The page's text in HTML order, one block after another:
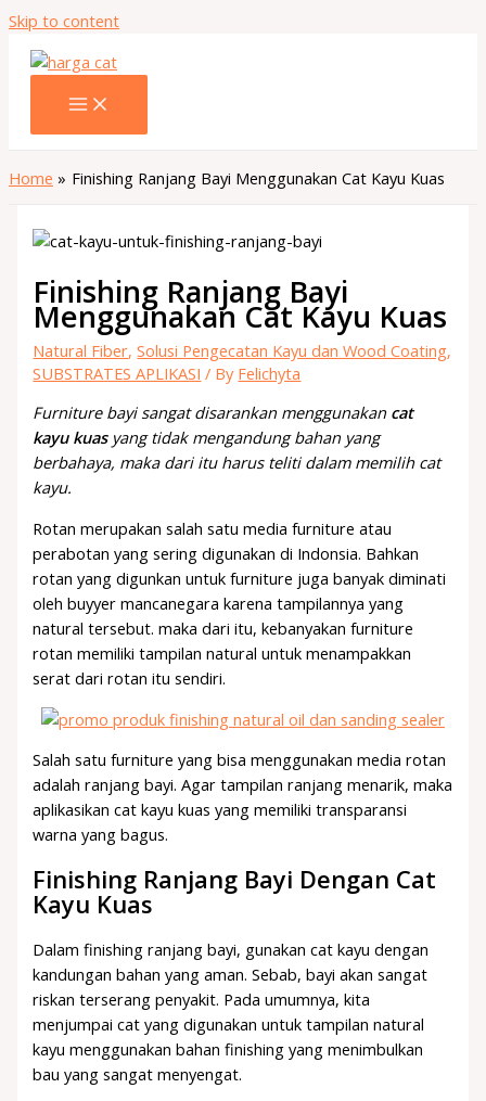
Skip to content
Home Finishing Ranjang Bayi Menggunakan Cat Kayu Kuas
Finishing Ranjang Bayi
Menggunakan Cat Kayu Kuas
Natural Fiber,Solusi Pengecatan Kayu dan Wood Coating,
SUBSTRATES APLIKASI / By Felichyta
Furniture bayi sangat disarankan menggunakan cat
kayu kuasyang tidak mengandung bahan yang
berbahaya, maka dari itu harus teliti dalam memilih cat
kayu.
Rotan merupakan salah satu media furniture atau
perabotan yang sering digunakan di Indonsia. Bahkan
rotan yang digunkan untuk furniture juga banyak diminati
oleh buyyer mancanegara karena tampilannya yang
natural tersebut. maka dari itu, kebanyakan furniture
rotan memiliki tampilan natural untuk menampakkan
serat dari rotan itu sendiri.
Salah satu furniture yang bisa menggunakan media rotan
adalah ranjang bayi. Agar tampilan ranjang menarik, maka
aplikasikan cat kayu kuas yang memiliki transparansi
warna yang bagus.
Finishing Ranjang Bayi Dengan Cat
Kayu Kuas
Dalam finishing ranjang bayi, gunakan cat kayu dengan
kandungan bahan yang aman. Sebab, bayi akan sangat
riskan terserang penyakit. Pada umumnya, kita
menjumpai cat yang digunakan untuk tampilan natural
kayu menggunakan bahan finishing yang menimbulkan
bau yang sangat menyengat.